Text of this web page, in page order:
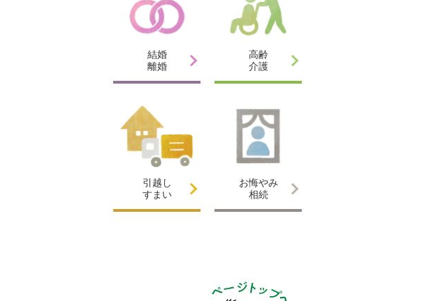
結婚
離婚
高齢
介護
引越し
すまい
お悔やみ
相続